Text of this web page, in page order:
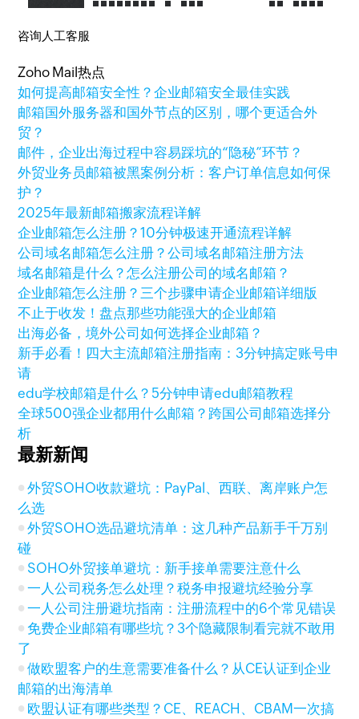
咨询人工客服
Zoho Mail热点
如何提高邮箱安全性？企业邮箱安全最佳实践
邮箱国外服务器和国外节点的区别，哪个更适合外
贸？
邮件，企业出海过程中容易踩坑的“隐秘”环节？
外贸业务员邮箱被黑案例分析：客户订单信息如何保
护？
2025年最新邮箱搬家流程详解
企业邮箱怎么注册？10分钟极速开通流程详解
公司域名邮箱怎么注册？公司域名邮箱注册方法
域名邮箱是什么？怎么注册公司的域名邮箱？
企业邮箱怎么注册？三个步骤申请企业邮箱详细版
不止于收发！盘点那些功能强大的企业邮箱
出海必备，境外公司如何选择企业邮箱？
新手必看！四大主流邮箱注册指南：3分钟搞定账号申
请
edu学校邮箱是什么？5分钟申请edu邮箱教程
全球500强企业都用什么邮箱？跨国公司邮箱选择分
析
最新新闻
外贸SOHO收款避坑：PayPal、西联、离岸账户怎
么选
外贸SOHO选品避坑清单：这几种产品新手千万别
碰
SOHO外贸接单避坑：新手接单需要注意什么
一人公司税务怎么处理？税务申报避坑经验分享
一人公司注册避坑指南：注册流程中的6个常见错误
免费企业邮箱有哪些坑？3个隐藏限制看完就不敢用
了
做欧盟客户的生意需要准备什么？从CE认证到企业
邮箱的出海清单
欧盟认证有哪些类型？CE、REACH、CBAM一次搞